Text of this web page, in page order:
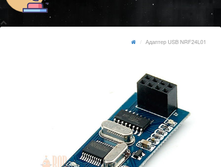
Адаптер USB NRF24L01